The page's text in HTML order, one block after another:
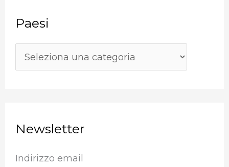
a
:
Paesi
Newsletter
Indirizzo email